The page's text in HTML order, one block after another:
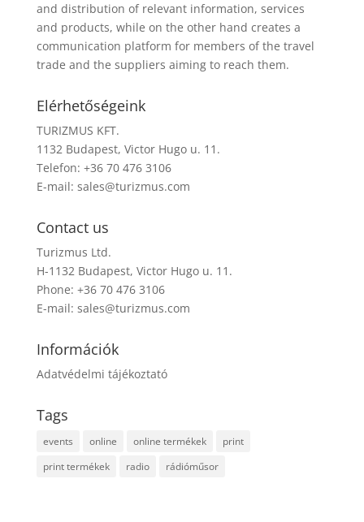
and distribution of relevant information, services
and products, while on the other hand creates a
communication platform for members of the travel
trade and the suppliers aiming to reach them.
Elérhetőségeink
TURIZMUS KFT.
1132 Budapest, Victor Hugo u. 11.
Telefon: +36 70 476 3106
E-mail: sales@turizmus.com
Contact us
Turizmus Ltd.
H-1132 Budapest, Victor Hugo u. 11.
Phone: +36 70 476 3106
E-mail: sales@turizmus.com
Információk
Adatvédelmi tájékoztató
Tags
events online online termékek
print
print termékek
radio rádióműsor